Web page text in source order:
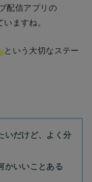
配信アプリの
ますね。
という大切なステー
いだけど、よく分
かいいことある